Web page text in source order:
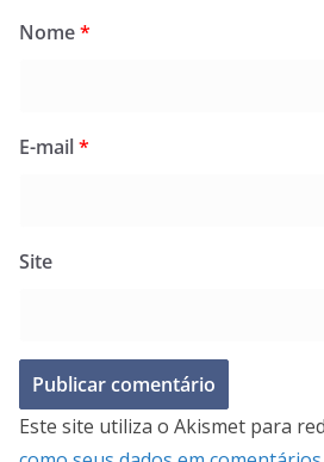
Nome*
E-mail*
Site
Este site utiliza o Akismet para